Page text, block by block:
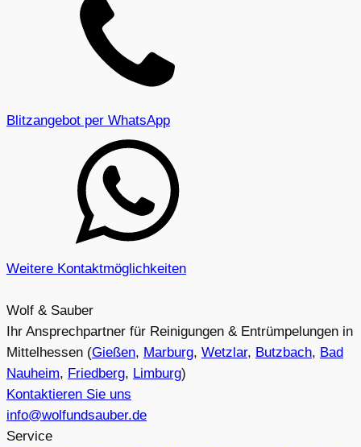
Blitzangebot per WhatsApp
Weitere Kontaktmöglichkeiten
Wolf & Sauber
Ihr Ansprechpartner für Reinigungen & Entrümpelungen in
Mittelhessen (Gießen, Marburg, Wetzlar, Butzbach, Bad
Nauheim, Friedberg, Limburg)
Kontaktieren Sie uns
info@wolfundsauber.de
Service